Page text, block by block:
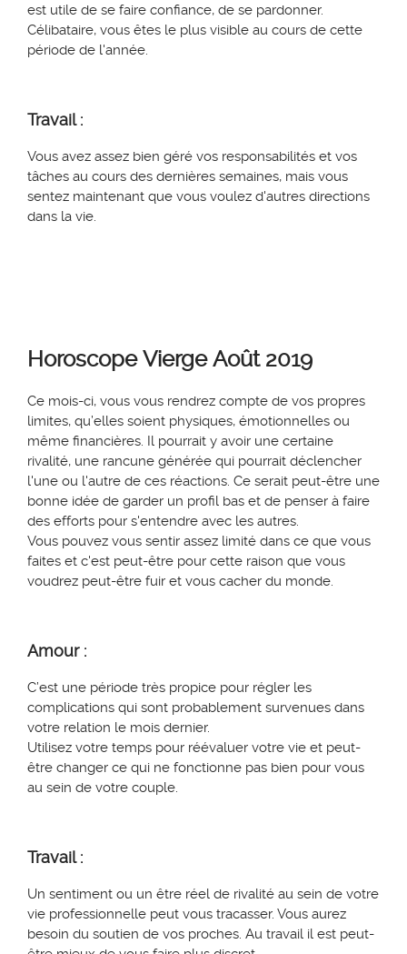
est utile de se faire confiance, de se pardonner.
Célibataire, vous êtes le plus visible au cours de cette
période de l'année.
Travail :
Vous avez assez bien géré vos responsabilités et vos
tâches au cours des dernières semaines, mais vous
sentez maintenant que vous voulez d'autres directions
dans la vie.
HoroscopeViergeAoût 2019
Ce mois-ci, vous vous rendrez compte de vos propres
limites, qu’elles soient physiques, émotionnelles ou
même financières. Il pourrait y avoir une certaine
rivalité, une rancune générée qui pourrait déclencher
l'une ou l'autre de ces réactions. Ce serait peut-être une
bonne idée de garder un profil bas et de penser à faire
des efforts pour s'entendre avec les autres.
Vous pouvez vous sentir assez limité dans ce que vous
faites et c'est peut-être pour cette raison que vous
voudrez peut-être fuir et vous cacher du monde.
Amour :
C’est une période très propice pour régler les
complications qui sont probablement survenues dans
votre relation le mois dernier.
Utilisez votre temps pour réévaluer votre vie et peut-
être changer ce qui ne fonctionne pas bien pour vous
au sein de votre couple.
Travail :
Un sentiment ou un être réel de rivalité au sein de votre
vie professionnelle peut vous tracasser. Vous aurez
besoin du soutien de vos proches. Au travail il est peut-